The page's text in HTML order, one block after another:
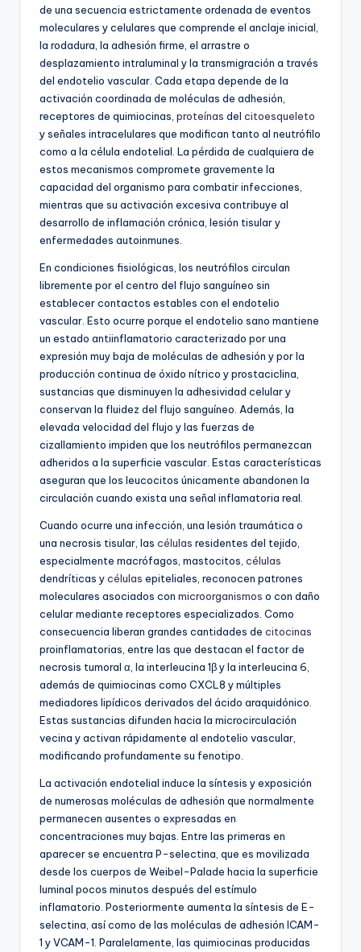
de una secuencia estrictamente ordenada de eventos
moleculares y celulares que comprende el anclaje inicial,
la rodadura, la adhesión firme, el arrastre o
desplazamiento intraluminal y la transmigración a través
del endotelio vascular. Cada etapa depende de la
activación coordinada de moléculas de adhesión,
receptores de quimiocinas, proteínas del citoesqueleto
y señales intracelulares que modifican tanto al neutrófilo
como a la célula endotelial. La pérdida de cualquiera de
estos mecanismos compromete gravemente la
capacidad del organismo para combatir infecciones,
mientras que su activación excesiva contribuye al
desarrollo de inflamación crónica, lesión tisular y
enfermedades autoinmunes.
En condiciones fisiológicas, los neutrófilos circulan
libremente por el centro del flujo sanguíneo sin
establecer contactos estables con el endotelio
vascular. Esto ocurre porque el endotelio sano mantiene
un estado antiinflamatorio caracterizado por una
expresión muy baja de moléculas de adhesión y por la
producción continua de óxido nítrico y prostaciclina,
sustancias que disminuyen la adhesividad celular y
conservan la fluidez del flujo sanguíneo. Además, la
elevada velocidad del flujo y las fuerzas de
cizallamiento impiden que los neutrófilos permanezcan
adheridos a la superficie vascular. Estas características
aseguran que los leucocitos únicamente abandonen la
circulación cuando exista una señal inflamatoria real.
Cuando ocurre una infección, una lesión traumática o
una necrosis tisular, las células residentes del tejido,
especialmente macrófagos, mastocitos, células
dendríticas ycélulas epiteliales, reconocen patrones
moleculares asociados con microorganismos o con daño
celular mediante receptores especializados. Como
consecuencia liberan grandes cantidades de citocinas
proinflamatorias, entre las que destacan el factor de
necrosis tumoral α, la interleucina 1β y la interleucina 6,
además de quimiocinas como CXCL8 y múltiples
mediadores lipídicos derivados del ácido araquidónico.
Estas sustancias difunden hacia la microcirculación
vecina y activan rápidamente al endotelio vascular,
modificando profundamente su fenotipo.
La activación endotelial induce la síntesis y exposición
de numerosas moléculas de adhesión que normalmente
permanecen ausentes o expresadas en
concentraciones muy bajas. Entre las primeras en
aparecer se encuentra P-selectina, que es movilizada
desde los cuerpos de Weibel-Palade hacia la superficie
luminal pocos minutos después del estímulo
inflamatorio. Posteriormente aumenta la síntesis de E-
selectina, así como de las moléculas de adhesión ICAM-
1 y VCAM-1. Paralelamente, las quimiocinas producidas